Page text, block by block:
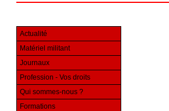
Actualité
Matériel militant
Journaux
Profession - Vos droits
Qui sommes-nous ?
Formations